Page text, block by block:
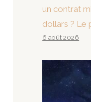
un contrat
dollars ? Le
6 août 2026